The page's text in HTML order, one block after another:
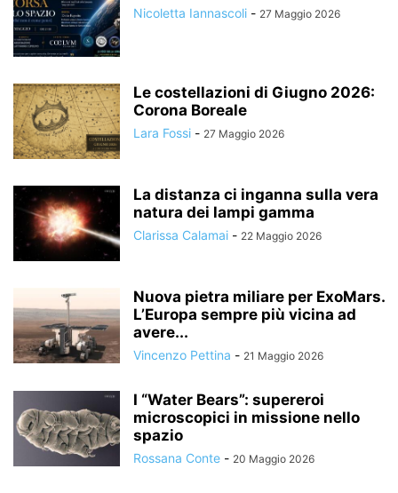
Nicoletta Iannascoli - 27 Maggio 2026
Le costellazioni di Giugno 2026:
Corona Boreale
Lara Fossi - 27 Maggio 2026
La distanza ci inganna sulla vera
natura dei lampi gamma
Clarissa Calamai - 22 Maggio 2026
Nuova pietra miliare per ExoMars.
L’Europa sempre più vicina ad
avere...
Vincenzo Pettina - 21 Maggio 2026
I “Water Bears”: supereroi
microscopici in missione nello
spazio
Rossana Conte - 20 Maggio 2026